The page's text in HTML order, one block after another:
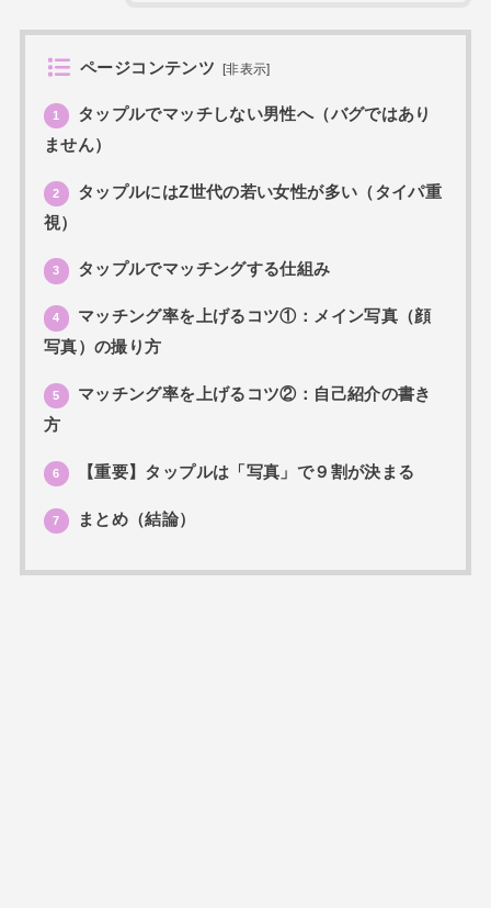
ページコンテンツ [非表示]
1
タップルでマッチしない男性へ（バグではあり
ません）
2
タップルにはZ世代の若い女性が多い（タイパ重
視）
3 タップルでマッチングする仕組み
4
マッチング率を上げるコツ①：メイン写真（顔
写真）の撮り方
5
マッチング率を上げるコツ②：自己紹介の書き
方
6 【重要】タップルは「写真」で９割が決まる
7 まとめ（結論）